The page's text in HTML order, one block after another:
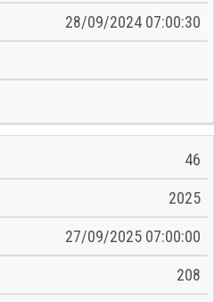
28/09/2024 07:00:30
46
2025
27/09/2025 07:00:00
208